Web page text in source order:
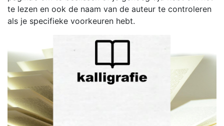
te lezen en ook de naam van de auteur te controleren
als je specifieke voorkeuren hebt.